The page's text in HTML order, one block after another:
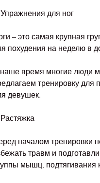
для ног
– это самая крупная
похудения на неделю в
время многие люди
тренировку
девушек.
началом тренировки
травм и
мышц, подтягивания